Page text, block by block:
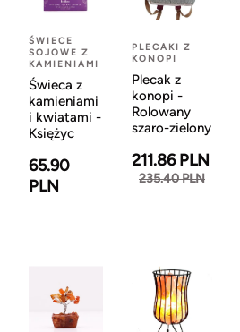
ŚWIECE
SOJOWE Z
KAMIENIAMI
Świeca z
kamieniami
i kwiatami -
Księżyc
65.90
PLN
PLECAKI Z
KONOPI
Plecak z
konopi -
Rolowany
szaro-zielony
211.86 PLN
235.40 PLN